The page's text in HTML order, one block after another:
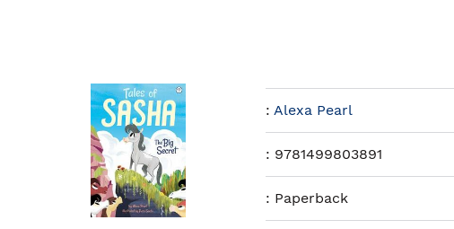
: Alexa Pearl
: 9781499803891
: Paperback